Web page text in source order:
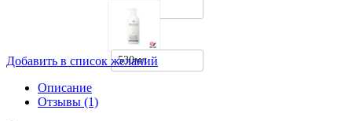
50мл
530мл
Добавить в список желаний
Описание
Отзывы (1)